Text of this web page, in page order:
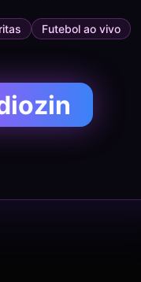
Futebol ao vivo